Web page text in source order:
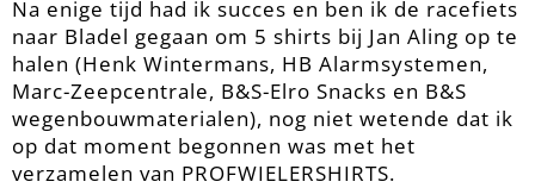
Na enige tijd had ik succes en ben ik de racefiets
naar Bladel gegaan om 5 shirts bij Jan Aling op te
halen (Henk Wintermans, HB Alarmsystemen,
Marc-Zeepcentrale, B&S-Elro Snacks en B&S
wegenbouwmaterialen), nog niet wetende dat ik
op dat moment begonnen was met het
verzamelen van PROFWIELERSHIRTS.